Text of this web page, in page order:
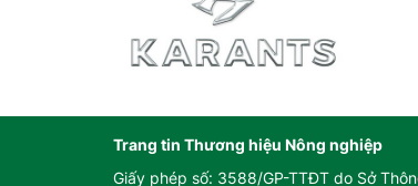
Trang tin Thương hiệu Nông nghiệp
Giấy phép số: 3588/GP-TTĐT do Sở